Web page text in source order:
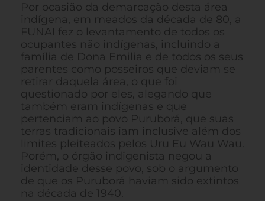
Por ocasião da demarcação desta área
indígena, em meados da década de 80, a
FUNAI fez o levantamento de todos os
ocupantes não indígenas, incluindo a
família de Dona Emilia e de todos os seus
parentes como posseiros que deviam se
retirar daquela área, o que foi
questionado por eles, alegando que
também eram indígenas e que
pertenciam ao povo Puruborá, que suas
terras tradicionais iam inclusive além dos
limites pleiteados pelos Uru Eu Wau Wau.
Porém, o órgão indigenista negou a
identidade desse povo, sob o argumento
de que os Puruborá haviam sido extintos
na década de 1940.